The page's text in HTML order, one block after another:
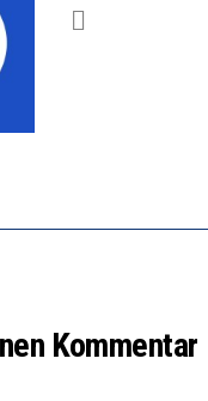
Kommentar